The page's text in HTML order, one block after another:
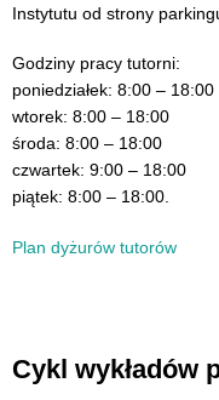
Instytutu od strony
Godziny pracy tutorni:
poniedziałek: 8:00 – 18:00
wtorek: 8:00 – 18:00
środa: 8:00 – 18:00
czwartek: 9:00 – 18:00
piątek: 8:00 – 18:00.
Plan dyżurów tutorów
Cykl wykładów